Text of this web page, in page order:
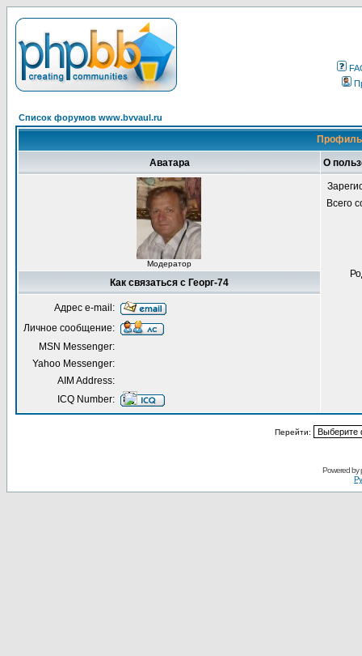
Список форумов www.bvvaul.ru
Профиль
Аватара О
Модератор
Всего
Как связаться с Георг-74
Адрес e-mail:
Личное сообщение:
MSN Messenger:
Yahoo Messenger:
AIM Address:
ICQ Number:
Перейти:
Powered by